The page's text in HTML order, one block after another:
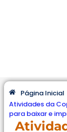
Página Inicial
Atividades da
para baixar e